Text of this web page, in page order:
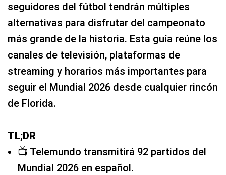
seguidores del fútbol tendrán múltiples
alternativas para disfrutar del campeonato
más grande de la historia. Esta guía reúne los
canales de televisión, plataformas de
streaming y horarios más importantes para
seguir el Mundial 2026 desde cualquier rincón
de Florida.
TL;DR
📺 Telemundo transmitirá 92 partidos del
Mundial 2026 en español.